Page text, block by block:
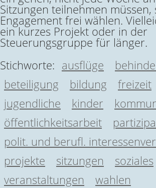
Sitzungen teilnehmen
Engagement frei wählen.
ein kurzes Projekt oder in der
Steuerungsgruppe für länger.
Stichworte: ausflüge
beteiligung
bildung freizeit
jugendliche
kinder
öffentlichkeitsarbeit
polit. und berufl.
projekte
sitzungen
soziales
veranstaltungen
wahlen